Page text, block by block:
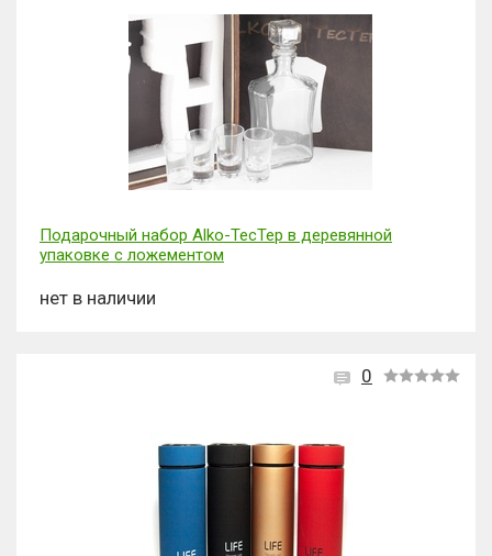
Подарочный набор Alko-ТесТер в деревянной
упаковке с ложементом
нет в наличии
0